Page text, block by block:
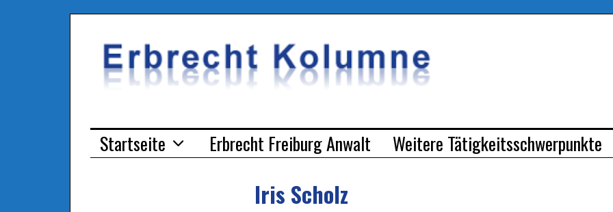
Startseite Erbrecht Freiburg Anwalt Weitere Tätigkeitsschwerpunkte
Iris Scholz